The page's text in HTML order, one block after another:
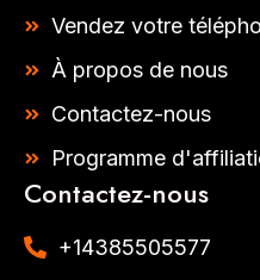
a
m
Vendez votre
À propos de nous
Contactez-nous
Programme
Contactez-nous
+14385505577​